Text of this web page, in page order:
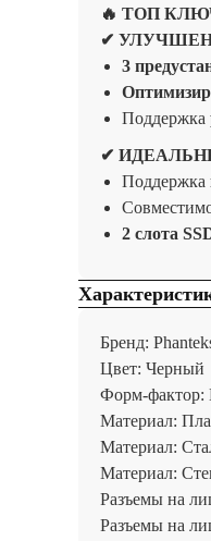
🔥 ТОП
✔
3
Поддержка
✔
Поддержка
2 слота
Бренд:
Цвет: Черный
Форм-фактор:
Материал:
Материал:
Материал:
Разъемы на
Разъемы на